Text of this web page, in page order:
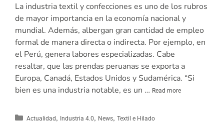
La industria textil y confecciones es uno de los rubros
de mayor importancia en la economía nacional y
mundial. Además, albergan gran cantidad de empleo
formal de manera directa o indirecta. Por ejemplo, en
el Perú, genera labores especializadas. Cabe
resaltar, que las prendas peruanas se exporta a
Europa, Canadá, Estados Unidos y Sudamérica. “Si
bien es una industria notable, es un … Read more
Actualidad, Industria 4.0, News, Textil e Hilado